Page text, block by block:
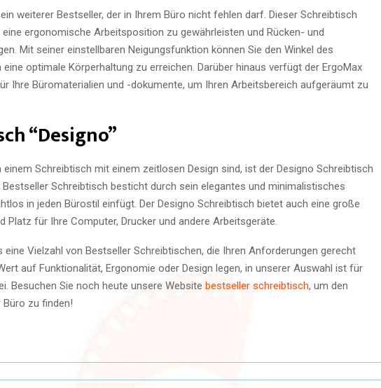
weiterer Bestseller, der in Ihrem Büro nicht fehlen darf. Dieser Schreibtisch
ergonomische Arbeitsposition zu gewährleisten und Rücken- und
Mit seiner einstellbaren Neigungsfunktion können Sie den Winkel des
optimale Körperhaltung zu erreichen. Darüber hinaus verfügt der ErgoMax
Ihre Büromaterialien und -dokumente, um Ihren Arbeitsbereich aufgeräumt zu
“Designo”
einem Schreibtisch mit einem zeitlosen Design sind, ist der Designo Schreibtisch
Bestseller Schreibtisch besticht durch sein elegantes und minimalistisches
in jeden Bürostil einfügt. Der Designo Schreibtisch bietet auch eine große
Platz für Ihre Computer, Drucker und andere Arbeitsgeräte.
eine Vielzahl von Bestseller Schreibtischen, die Ihren Anforderungen gerecht
auf Funktionalität, Ergonomie oder Design legen, in unserer Auswahl ist für
Besuchen Sie noch heute unsere Website bestseller schreibtisch, um den
zu finden!